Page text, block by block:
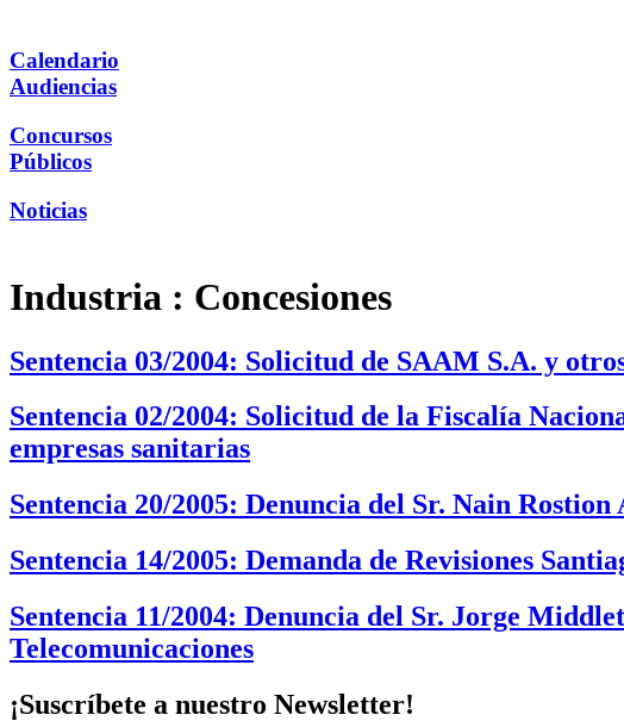
Calendario
Audiencias
Concursos
Públicos
Noticias
Industria : Concesiones
Sentencia 03/2004: Solicitud de SAAM S.A. y
Sentencia 02/2004: Solicitud de la Fiscalía
empresas sanitarias
Sentencia 20/2005: Denuncia del Sr. Nain
Sentencia 14/2005: Demanda de Revisiones
Sentencia 11/2004: Denuncia del Sr. Jorge
Telecomunicaciones
¡Suscríbete a nuestro Newsletter!